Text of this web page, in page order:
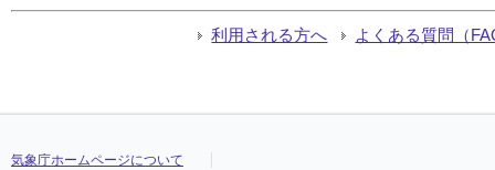
利用される方へ よくある質問（
気象庁ホームページについて